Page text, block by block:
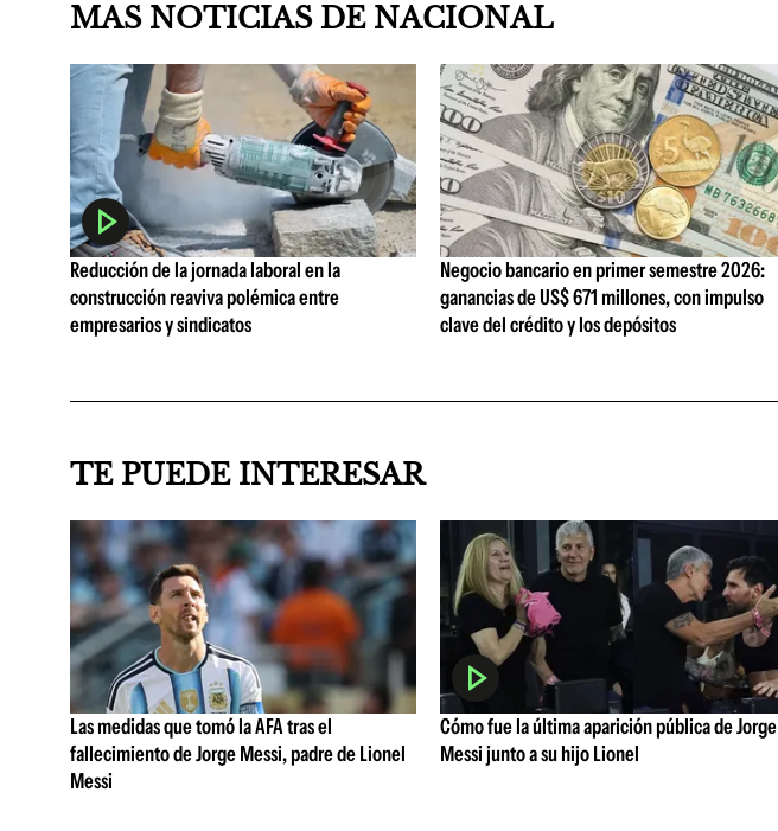
MAS NOTICIAS DE NACIONAL
Reducción de la jornada laboral en la
construcción reaviva polémica entre
empresarios y sindicatos
Negocio bancario en primer semestre 2026:
ganancias de US$ 671 millones, con impulso
clave del crédito y los depósitos
TE PUEDE INTERESAR
Las medidas que tomó la AFA tras el
fallecimiento de Jorge Messi, padre de Lionel
Messi
Cómo fue la última aparición pública de Jorge
Messi junto a su hijo Lionel